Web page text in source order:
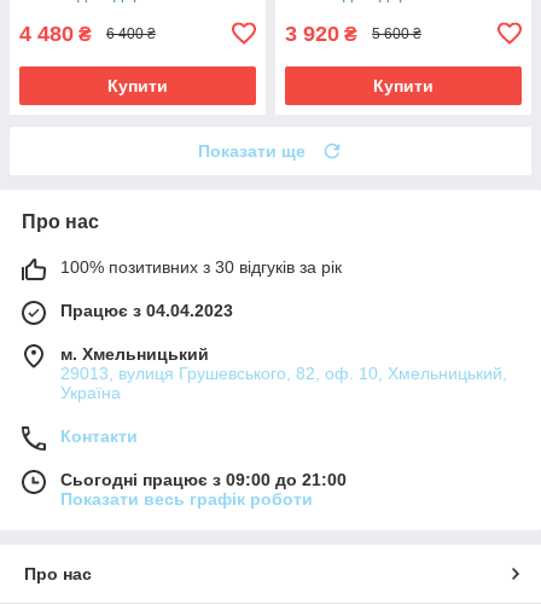
4 480 ₴ 6 400 ₴
Купити
3 920 ₴ 5 600 ₴
Купити
Показати ще
Про нас
100% позитивних з 30 відгуків за рік
Працює з 04.04.2023
м. Хмельницький
29013, вулиця Грушевського, 82, оф. 10, Хмельницький,
Україна
Контакти
Сьогодні працює з 09:00 до 21:00
Показати весь графік роботи
Про нас